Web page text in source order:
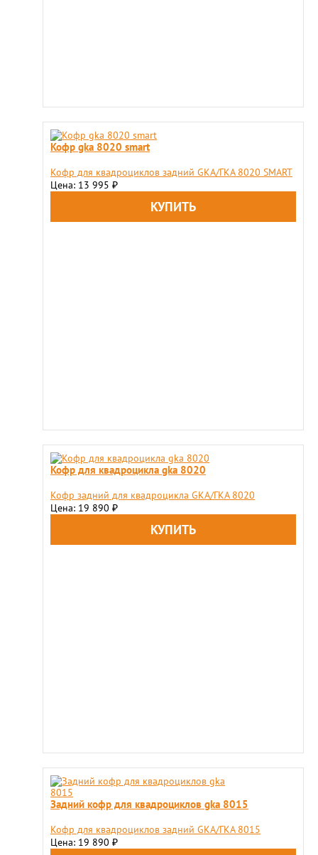
Кофр gka 8020 smart
Кофр для квадроциклов задний GKA/ГКА 8020 SMART
Цена: 13 995 ₽
Кофр для квадроцикла gka 8020
Кофр задний для квадроцикла GKA/ГКА 8020
Цена: 19 890 ₽
Задний кофр для квадроциклов gka 8015
Кофр для квадроциклов задний GKA/ГКА 8015
Цена: 19 890 ₽